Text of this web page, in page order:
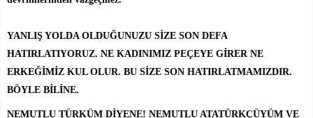
YANLIŞ YOLDA OLDUĞUNUZU SİZE SON DEFA
HATIRLATIYORUZ. NE KADINIMIZ PEÇEYE GİRER NE
ERKEĞİMİZ KUL OLUR. BU SİZE SON HATIRLATMAMIZDIR.
BÖYLE BİLİNE.
NEMUTLU TÜRKÜM DİYENE! NEMUTLU ATATÜRKÇÜYÜM VE